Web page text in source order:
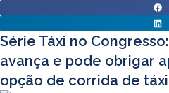
Série Táxi no
avança e pode obrigar
opção de corrida de táxi